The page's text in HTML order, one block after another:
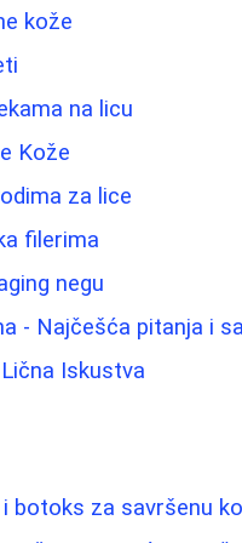
kože
na licu
Kože
za lice
filerima
negu
- Najčešća pitanja i
Iskustva
botoks za savršenu